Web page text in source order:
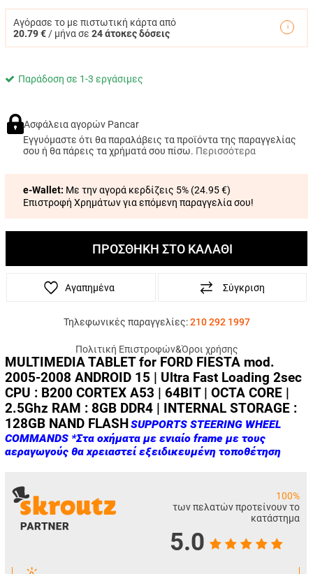
Αγόρασε το με πιστωτική κάρτα από
20.79 € / μήνα σε 24 άτοκες δόσεις
Παράδοση σε 1-3 εργάσιμες
Ασφάλεια αγορών Pancar
Εγγυόμαστε ότι θα παραλάβεις τα προϊόντα της παραγγελίας
σου ή θα πάρεις τα χρήματά σου πίσω. Περισσότερα
e-Wallet: Με την αγορά κερδίζεις 5% (24.95 €)
Επιστροφή Χρημάτων για επόμενη παραγγελία σου!
ΠΡΟΣΘΗΚΗ ΣΤΟ ΚΑΛΑΘΙ
Αγαπημένα Σύγκριση
Τηλεφωνικές παραγγελίες: 210 292 1997
Πολιτική Επιστροφών&Όροι χρήσης
MULTIMEDIA TABLET for FORD FIESTA mod.
2005-2008 ANDROID 15 | Ultra Fast Loading 2sec
CPU : B200 CORTEX A53 | 64BIT | OCTA CORE |
2.5Ghz RAM : 8GB DDR4 | INTERNAL STORAGE :
128GB NAND FLASH SUPPORTS STEERING WHEEL
COMMANDS *Στα οχήματα με ενιαίο frame με τους
αεραγωγούς θα χρειαστεί εξειδικευμένη τοποθέτηση
100%
των πελατών προτείνουν το
κατάστημα
5.0